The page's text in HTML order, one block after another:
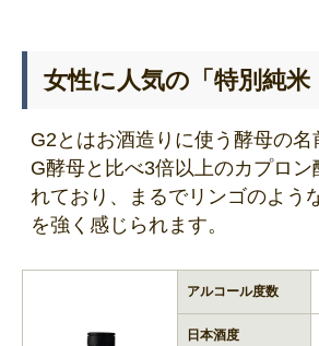
女性に人気の「特別純米
G2とはお酒造りに使う酵母の
G酵母と比べ3倍以上のカプロン
れており、まるでリンゴのよう
を強く感じられます。
アルコール度数
日本酒度